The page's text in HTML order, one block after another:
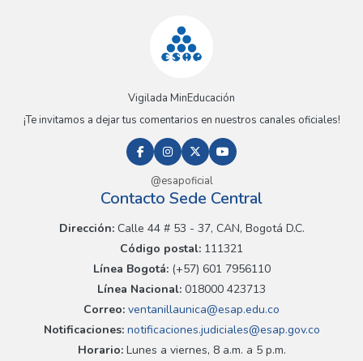
Vigilada MinEducación
¡Te invitamos a dejar tus comentarios en nuestros canales oficiales!
@esapoficial
Contacto Sede Central
Dirección:Calle 44 # 53 - 37, CAN, Bogotá D.C.
Código postal: 111321
Línea Bogotá:(+57) 601 7956110
Línea Nacional: 018000 423713
Correo: ventanillaunica@esap.edu.co
Notificaciones:notificaciones.judiciales@esap.gov.co
Horario:Lunes a viernes, 8 a.m. a 5 p.m.